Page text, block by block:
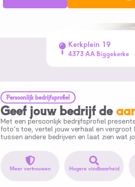
Kerkplein 19
4373 AA Biggekerke
Persoonlijk bedrijfsprofiel
Geef jouw bedrijf de
Met een persoonlijk bedrijfsprofiel
foto’s toe, vertel jouw verhaal en
tussen andere bedrijven en laat zien wat
Meer vertrouwen Hogere vindbaarheid